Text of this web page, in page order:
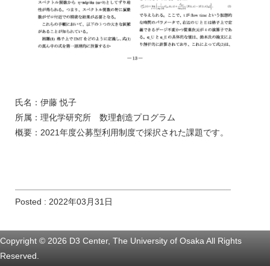
氏名：伊藤 悦子
所属：理化学研究所 数理創造プログラム
概要：2021年度公募型利用制度で採択された課題です。
Posted : 2022年03月31日
Copyright © 2026 D3 Center, The University of Osaka All Rights
Reserved.